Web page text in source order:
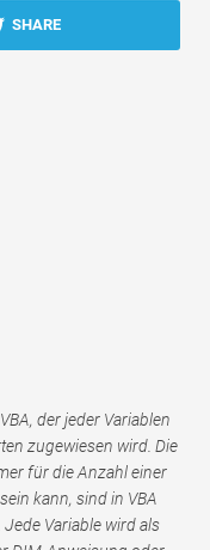
SHARE
der jeder Variablen
zugewiesen wird. Die
für die Anzahl einer
kann, sind in VBA
Variable wird als